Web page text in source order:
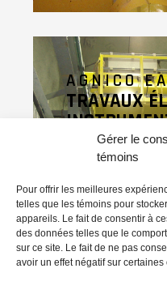
Gérer le
témoins
Pour offrir les meilleures
telles que les témoins pour
appareils. Le fait de consentir à
des données telles que le
sur ce site. Le fait de ne pas
avoir un effet négatif sur
AGNICO
TRAVAUX
TERRE
Division
Échafaudage/